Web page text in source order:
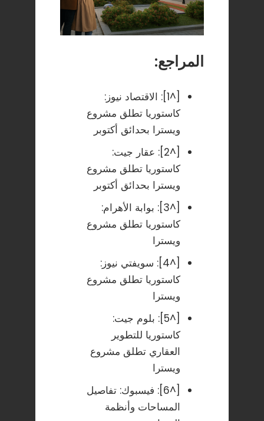
المراجع:
[^1]:
الاقتصاد نيوز:
كاستوريا تطلق مشروع
ويسترا بحدائق أكتوبر
[^2]:
عقار جيت:
كاستوريا تطلق مشروع
ويسترا بحدائق أكتوبر
[^3]:
بوابة الأهرام:
كاستوريا تطلق مشروع
ويسترا
[^4]:
سويفتي نيوز:
كاستوريا تطلق مشروع
ويسترا
[^5]:
بلوم جيت:
كاستوريا للتطوير
العقاري تطلق مشروع
ويسترا
[^6]:
فيسبوك: تفاصيل
المساحات وأنظمة